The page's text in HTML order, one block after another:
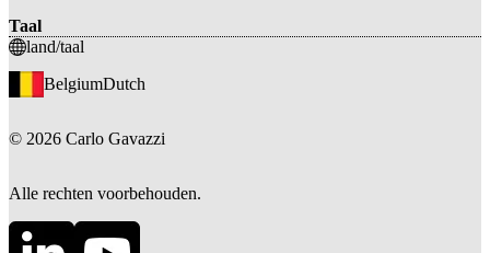
Taal
land/taal
BelgiumDutch
© 2026 Carlo Gavazzi
Alle rechten voorbehouden.